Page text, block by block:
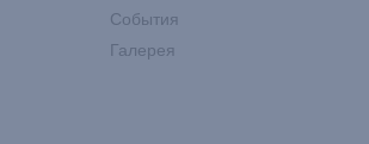
События
Галерея